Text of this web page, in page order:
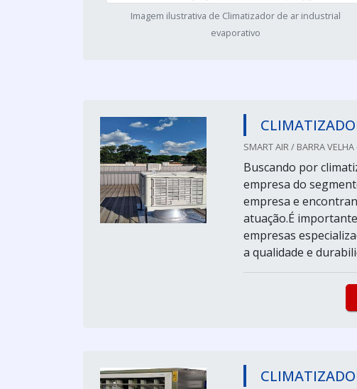
Imagem ilustrativa de Climatizador de ar industrial
evaporativo
SMART AIR / BARRA VELHA
Buscando por
empresa do
empresa e
atuação.É
empresas
a qualidade e